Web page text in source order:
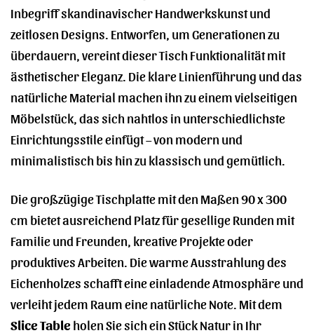
Inbegriff skandinavischer Handwerkskunst und
zeitlosen Designs. Entworfen, um Generationen zu
überdauern, vereint dieser Tisch Funktionalität mit
ästhetischer Eleganz. Die klare Linienführung und das
natürliche Material machen ihn zu einem vielseitigen
Möbelstück, das sich nahtlos in unterschiedlichste
Einrichtungsstile einfügt – von modern und
minimalistisch bis hin zu klassisch und gemütlich.
Die großzügige Tischplatte mit den Maßen 90 x 300
cm bietet ausreichend Platz für gesellige Runden mit
Familie und Freunden, kreative Projekte oder
produktives Arbeiten. Die warme Ausstrahlung des
Eichenholzes schafft eine einladende Atmosphäre und
verleiht jedem Raum eine natürliche Note. Mit dem
Slice Tableholen Sie sich ein Stück Natur in Ihr